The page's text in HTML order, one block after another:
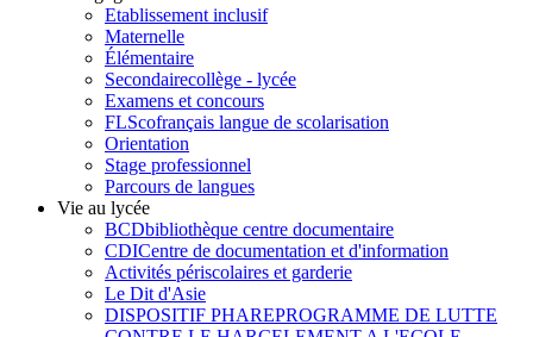
Etablissement inclusif
Maternelle
Élémentaire
Secondairecollège - lycée
Examens et concours
FLScofrançais langue de scolarisation
Orientation
Stage professionnel
Parcours de langues
Vie au lycée
BCDbibliothèque centre documentaire
CDICentre de documentation et d'information
Activités périscolaires et garderie
Le Dit d'Asie
DISPOSITIF PHAREPROGRAMME DE LUTTE